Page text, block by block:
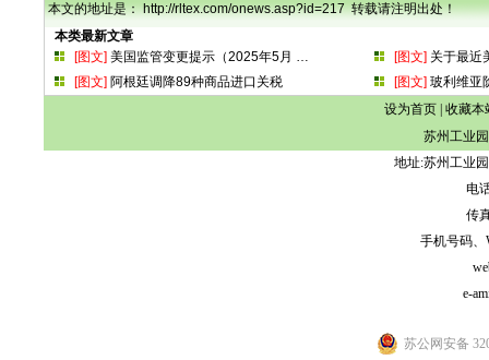
本文的地址是： http://rltex.com/onews.asp?id=217 转载请注明出处！
本类最新文章
[图文] 美国监管变更提示（2025年5月 … [图文] 关于最近
[图文] 阿根廷调降89种商品进口关税 [图文] 玻利维亚
设为首页| 收藏本
苏州工业
地址:苏州工业
电
传
手机号码、
e-
苏公网安备